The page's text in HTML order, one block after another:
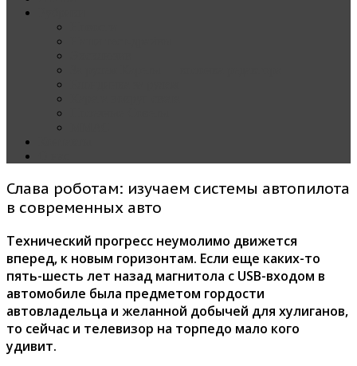
Слава роботам: изучаем системы автопилота
в современных авто
Технический прогресс неумолимо движется
вперед, к новым горизонтам. Если еще каких-то
пять-шесть лет назад магнитола с USB-входом в
автомобиле была предметом гордости
автовладельца и желанной добычей для хулиганов,
то сейчас и телевизор на торпедо мало кого
удивит.